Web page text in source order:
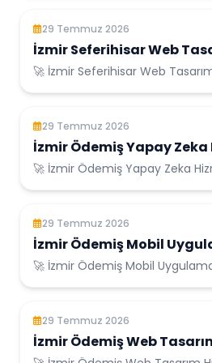
29 Temmuz 2026
İzmir Seferihisar Web
Hizmetleri
🚀 İzmir Seferihisar Web Tasarım Hizmetleri İzmir
29 Temmuz 2026
İzmir Ödemiş Yapay
🚀 İzmir Ödemiş Yapay Zeka Hizmetleri İzmir
29 Temmuz 2026
İzmir Ödemiş Mobil
Geliştirme
🚀 İzmir Ödemiş Mobil Uygulama Geliştirme İzmir
29 Temmuz 2026
İzmir Ödemiş Web